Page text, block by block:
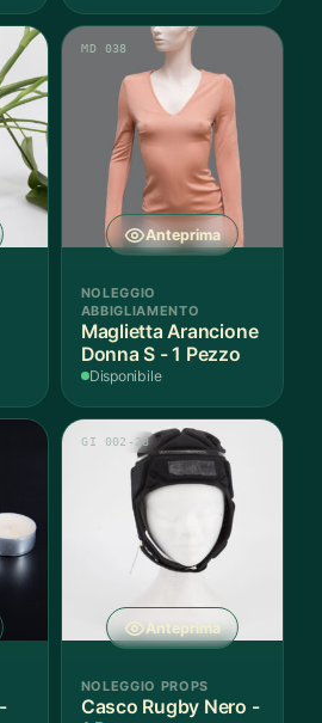
Anteprima
MD 038
NOLEGGIO
ABBIGLIAMENTO
Maglietta Arancione
Donna S - 1 Pezzo
Disponibile
Anteprima
GI 002-28
NOLEGGIO PROPS
Casco Rugby Nero -